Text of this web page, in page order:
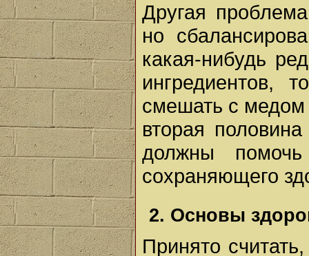
Другая
но
какая-нибудь
ингредиентов,
смешать с медом
вторая
должны
сохраняющего
2. Основы
Принято